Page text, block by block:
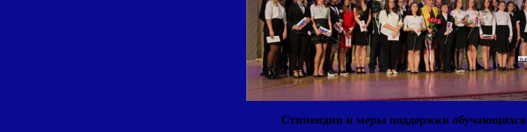
Стипендии и меры поддержки обучающихся